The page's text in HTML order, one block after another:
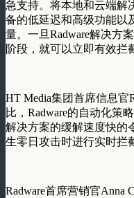
急支持。将本地和云端解
备的低延迟和高级功能以
量。一旦Radware解决方
阶段，就可以立即有效拦
HT Media集团首席信息官
比，Radware的自动化策
解决方案的缓解速度快的
生零日攻击时进行实时拦
Radware首席营销官Anna